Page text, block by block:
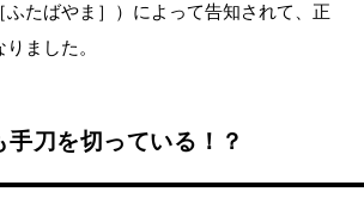
ふたばやま］）によって告知されて、正
ました。
手刀を切っている！？